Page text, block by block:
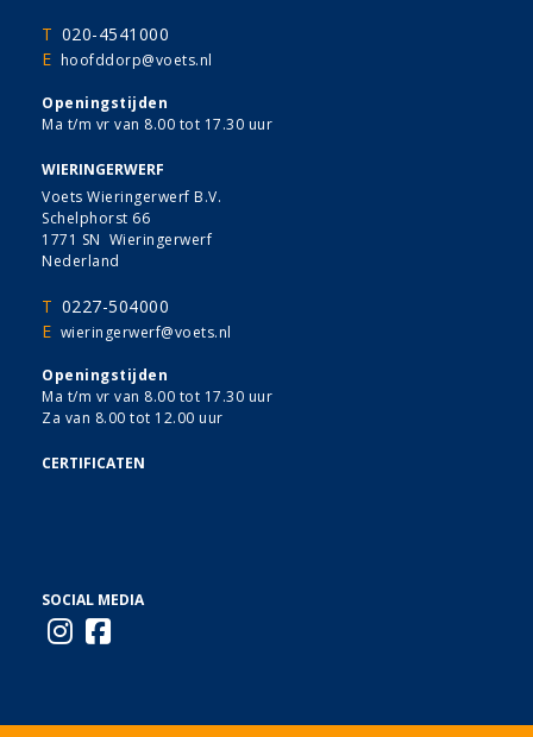
T 020-4541000
E hoofddorp@voets.nl
Openingstijden
Ma t/m vr van 8.00 tot 17.30 uur
WIERINGERWERF
Voets Wieringerwerf B.V.
Schelphorst 66
1771 SN Wieringerwerf
Nederland
T 0227-504000
E wieringerwerf@voets.nl
Openingstijden
Ma t/m vr van 8.00 tot 17.30 uur
Za van 8.00 tot 12.00 uur
CERTIFICATEN
SOCIAL MEDIA